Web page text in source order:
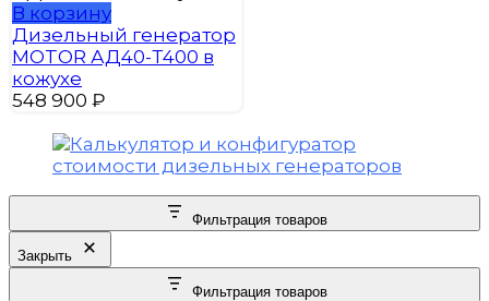
В корзину
Дизельный генератор
MOTOR АД40-Т400 в
кожухе
548 900 ₽
Фильтрация товаров
Закрыть
Фильтрация товаров